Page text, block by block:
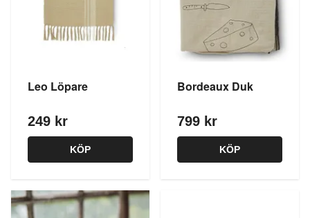
Leo Löpare
249 kr
KÖP
Bordeaux Duk
799 kr
KÖP